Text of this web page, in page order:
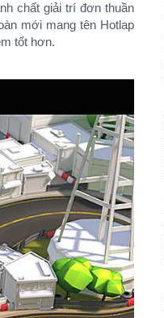
chất giải trí đơn thuần
mới mang tên Hotlap
tốt hơn.